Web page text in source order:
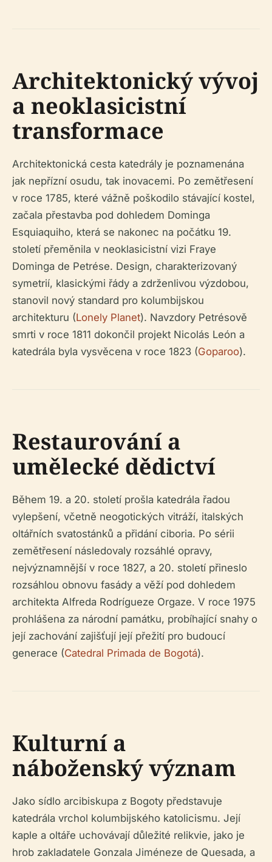
Architektonický vývoj
a neoklasicistní
transformace
Architektonická cesta katedrály je poznamenána
jak nepřízní osudu, tak inovacemi. Po zemětřesení
v roce 1785, které vážně poškodilo stávající kostel,
začala přestavba pod dohledem Dominga
Esquiaquiho, která se nakonec na počátku 19.
století přeměnila v neoklasicistní vizi Fraye
Dominga de Petrése. Design, charakterizovaný
symetrií, klasickými řády a zdrženlivou výzdobou,
stanovil nový standard pro kolumbijskou
architekturu (Lonely Planet). Navzdory Petrésově
smrti v roce 1811 dokončil projekt Nicolás León a
katedrála byla vysvěcena v roce 1823 (Goparoo).
Restaurování a
umělecké dědictví
Během 19. a 20. století prošla katedrála řadou
vylepšení, včetně neogotických vitráží, italských
oltářních svatostánků a přidání ciboria. Po sérii
zemětřesení následovaly rozsáhlé opravy,
nejvýznamnější v roce 1827, a 20. století přineslo
rozsáhlou obnovu fasády a věží pod dohledem
architekta Alfreda Rodrígueze Orgaze. V roce 1975
prohlášena za národní památku, probíhající snahy o
její zachování zajišťují její přežití pro budoucí
generace (Catedral Primada de Bogotá).
Kulturní a
náboženský význam
Jako sídlo arcibiskupa z Bogoty představuje
katedrála vrchol kolumbijského katolicismu. Její
kaple a oltáře uchovávají důležité relikvie, jako je
hrob zakladatele Gonzala Jiméneze de Quesada, a